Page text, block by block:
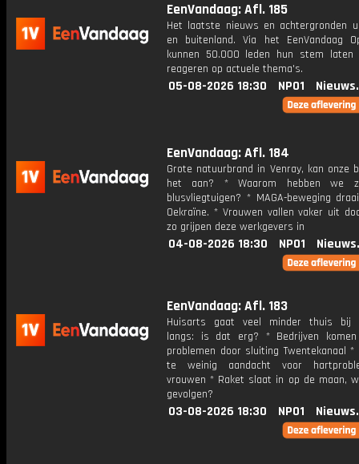
EenVandaag: Afl. 185
Het laatste nieuws en achtergronden
en buitenland. Via het EenVandaag
kunnen 50.000 leden hun stem laten
reageren op actuele thema's.
05-08-2026 18:30 NPO1
EenVandaag: Afl. 184
Grote natuurbrand in Venray, kan onze
het aan? * Waarom hebben we
blusvliegtuigen? * MAGA-beweging
Oekraïne. * Vrouwen vallen vaker uit
zo grijpen deze werkgevers in
04-08-2026 18:30 NPO1
EenVandaag: Afl. 183
Huisarts gaat veel minder thuis bij
langs: is dat erg? * Bedrijven
problemen door sluiting Twentekanaal *
te weinig aandacht voor
vrouwen * Raket slaat in op de maan,
gevolgen?
03-08-2026 18:30 NPO1